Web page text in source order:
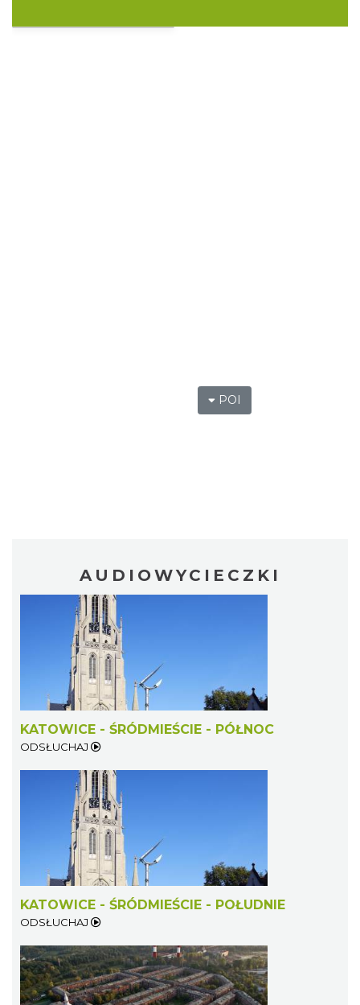
POI
AUDIOWYCIECZKI
KATOWICE - ŚRÓDMIEŚCIE - PÓŁNOC
ODSŁUCHAJ
KATOWICE - ŚRÓDMIEŚCIE - POŁUDNIE
ODSŁUCHAJ